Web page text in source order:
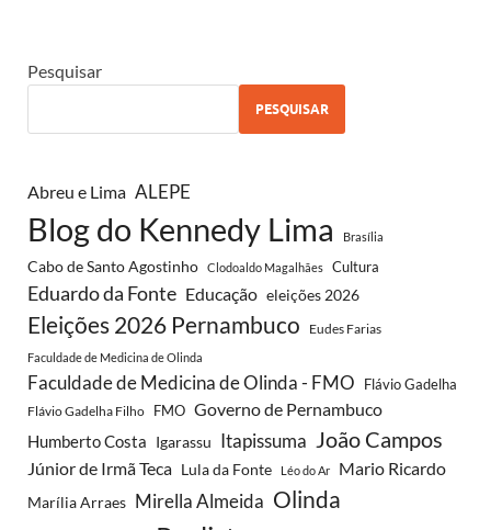
Pesquisar
PESQUISAR
Abreu e Lima ALEPE
Blog do Kennedy Lima Brasília
Cabo de Santo Agostinho Clodoaldo Magalhães Cultura
Eduardo da Fonte Educação eleições 2026
Eleições 2026 Pernambuco Eudes Farias
Faculdade de Medicina de Olinda
Faculdade de Medicina de Olinda - FMO Flávio Gadelha
Flávio Gadelha Filho FMO Governo de Pernambuco
Humberto Costa Igarassu Itapissuma João Campos
Júnior de Irmã Teca Lula da Fonte Léo do Ar Mario Ricardo
Marília Arraes Mirella Almeida Olinda